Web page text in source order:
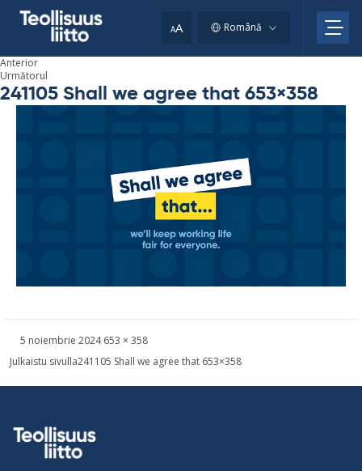
AA Română
Anterior
Următorul
241105 Shall we agree that 653×358
Kirjoitettu
5 noiembrie 2024 Täysikokoinen
653 × 358
Navigare
Julkaistu sivulla241105 Shall we agree that 653×358